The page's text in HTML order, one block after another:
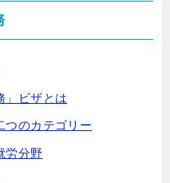
」ビザとは
つのカテゴリー
労分野